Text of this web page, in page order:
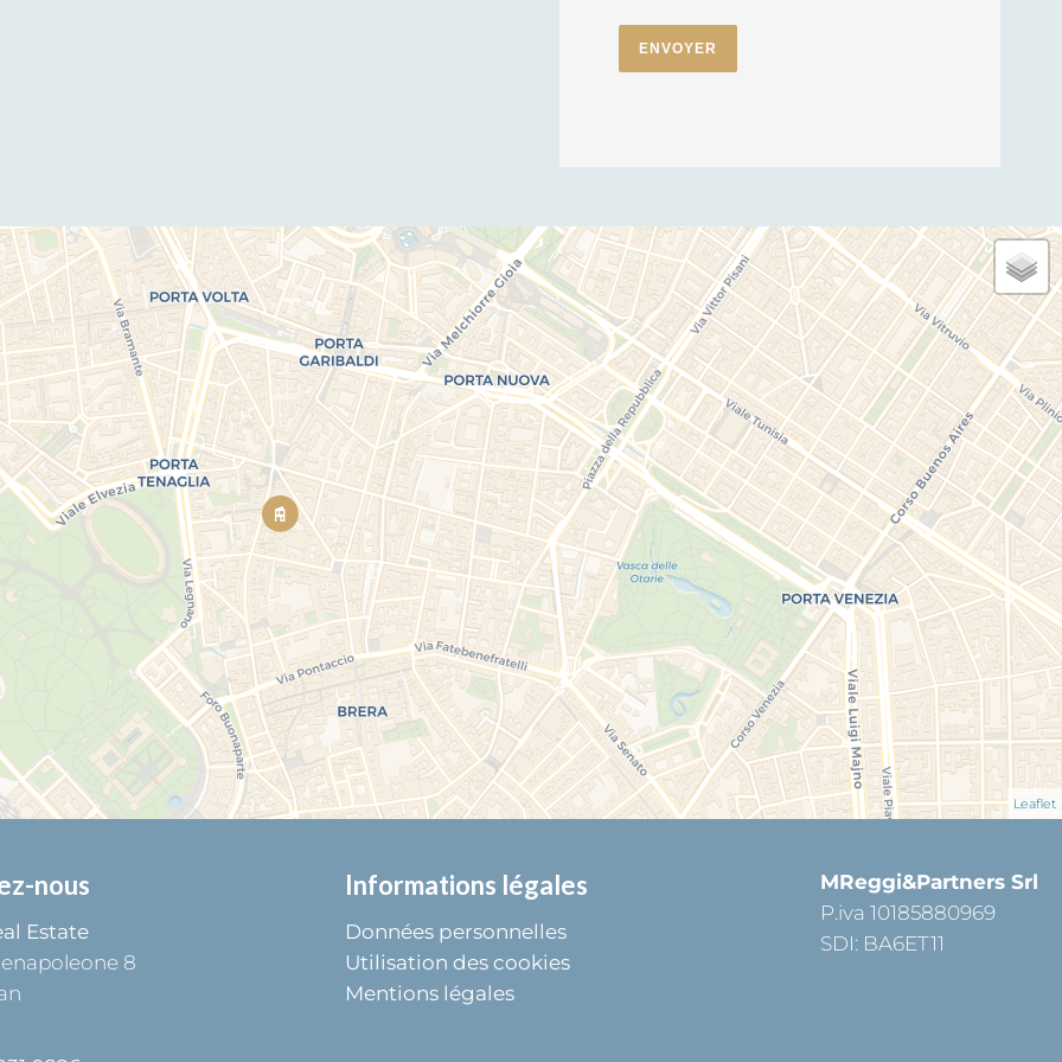
ENVOYER
Leaflet
nous
Estate
8
Informations légales
Données personnelles
Utilisation des cookies
Mentions légales
MReggi&Partners Srl
P.iva 10185880969
SDI: BA6ET11